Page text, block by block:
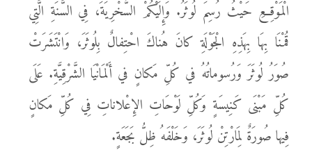
الْمَوْقِعِ حَيْثُ رُسِمَ لُوثَرُ. وَإِلَيْكُمْ السُّخْرِيَةَ، فِي السَّنَةِ الَّتِي
قُمْنَا بِهَا بِهَذِهِ الْجَوْلَةِ كانَ هُناكَ احْتِفالٌ بِلُوثَرَ، وَانْتَشَرَتْ
صُوَرُ لُوثَرَ وَرُسوماتُهُ في كُلِّ مَكانٍ في أَلْمَانْيَا الشَّرْقِيَّةِ. عَلَى
كُلِّ مَبْنَى كَنِيسَةٍ وَكُلِّ لَوْحَاتِ الإِعْلاناتِ فِي كُلِّ مَكانٍ
فِيها صُورَةٌ لِمَارْتِنْ لُوثَرَ، وَخَلْفَهُ ظِلُّ بَجَعَةٍ.